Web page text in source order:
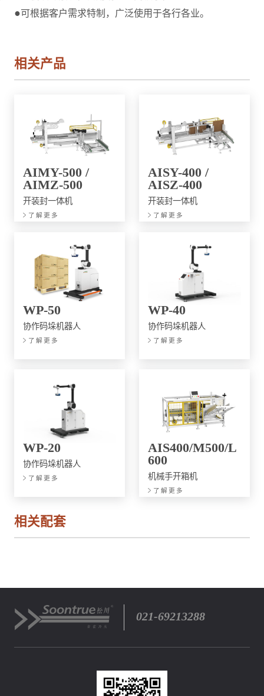
●可根据客户需求特制，广泛使用于各行各业。
相关产品
AIMY-500 /
AIMZ-500
开装封一体机
了解更多
AISY-400 /
AISZ-400
开装封一体机
了解更多
WP-50
协作码垛机器人
了解更多
WP-40
协作码垛机器人
了解更多
WP-20
协作码垛机器人
了解更多
AIS400/M500/L
600
机械手开箱机
了解更多
相关配套
021-69213288